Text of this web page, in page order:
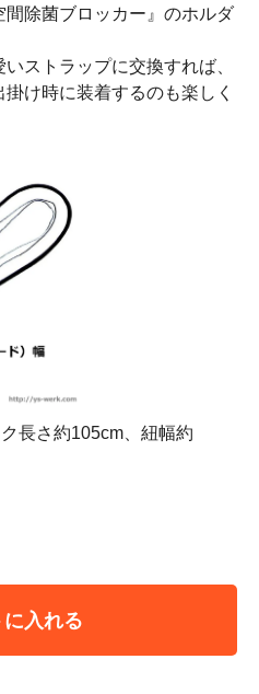
除菌ブロッカー』のホルダ
ストラップに交換すれば、
け時に装着するのも楽しく
長さ約105cm、紐幅約
に入れる